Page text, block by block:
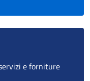
e forniture